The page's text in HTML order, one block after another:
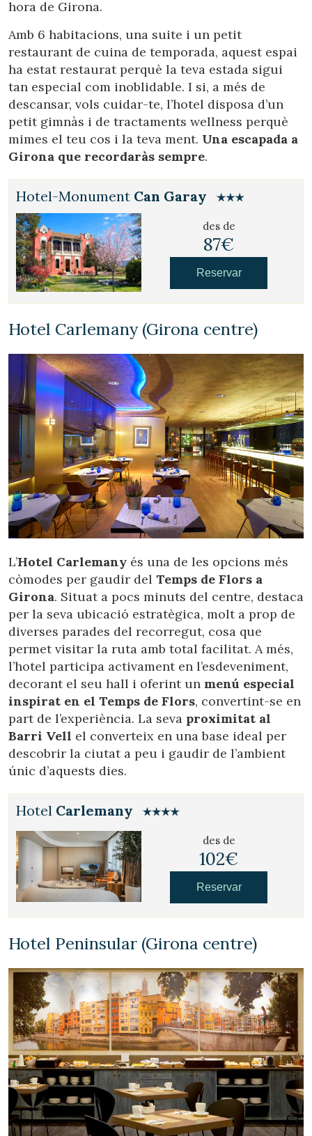
hora de Girona.
Amb 6 habitacions, una suite i un petit
restaurant de cuina de temporada, aquest espai
ha estat restaurat perquè la teva estada sigui
tan especial com inoblidable. I si, a més de
descansar, vols cuidar-te, l’hotel disposa d’un
petit gimnàs i de tractaments wellness perquè
mimes el teu cos i la teva ment. Una escapada a
Girona que recordaràs sempre.
Hotel-Monument Can Garay
des de
87€
Reservar
Hotel Carlemany (Girona centre)
L’Hotel Carlemany és una de les opcions més
còmodes per gaudir del Temps de Flors a
Girona. Situat a pocs minuts del centre, destaca
per la seva ubicació estratègica, molt a prop de
diverses parades del recorregut, cosa que
permet visitar la ruta amb total facilitat. A més,
l’hotel participa activament en l’esdeveniment,
decorant el seu hall i oferint un menú especial
inspirat en el Temps de Flors, convertint-se en
part de l’experiència. La seva proximitat al
Barri Vell el converteix en una base ideal per
descobrir la ciutat a peu i gaudir de l’ambient
únic d’aquests dies.
Hotel Carlemany
des de
102€
Reservar
Hotel Peninsular (Girona centre)